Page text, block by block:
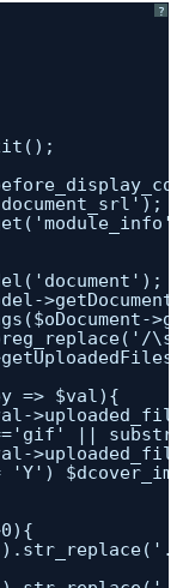
?
=> $val){
||
'Y')